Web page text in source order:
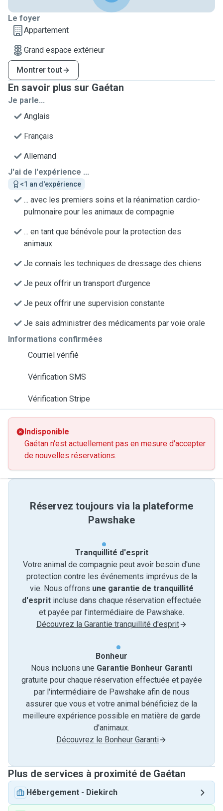
Le foyer
Appartement
Grand espace extérieur
Montrer tout
En savoir plus sur Gaétan
Je parle...
Anglais
Français
Allemand
J'ai de l'expérience ...
<1 an d'expérience
... avec les premiers soins et la réanimation cardio-
pulmonaire pour les animaux de compagnie
... en tant que bénévole pour la protection des
animaux
Je connais les techniques de dressage des chiens
Je peux offrir un transport d'urgence
Je peux offrir une supervision constante
Je sais administrer des médicaments par voie orale
Informations confirmées
Courriel vérifié
Vérification SMS
Vérification Stripe
Indisponible
Gaétan n'est actuellement pas en mesure d'accepter
de nouvelles réservations.
Réservez toujours via la plateforme
Pawshake
Tranquillité d'esprit
Votre animal de compagnie peut avoir besoin d'une
protection contre les événements imprévus de la
vie. Nous offrons une garantie de tranquillité
d'esprit incluse dans chaque réservation effectuée
et payée par l'intermédiaire de Pawshake.
Découvrez la Garantie tranquillité d'esprit
Bonheur
Nous incluons une Garantie Bonheur Garanti
gratuite pour chaque réservation effectuée et payée
par l'intermédiaire de Pawshake afin de nous
assurer que vous et votre animal bénéficiez de la
meilleure expérience possible en matière de garde
d'animaux.
Découvrez le Bonheur Garanti
Plus de services à proximité de Gaétan
Hébergement - Diekirch